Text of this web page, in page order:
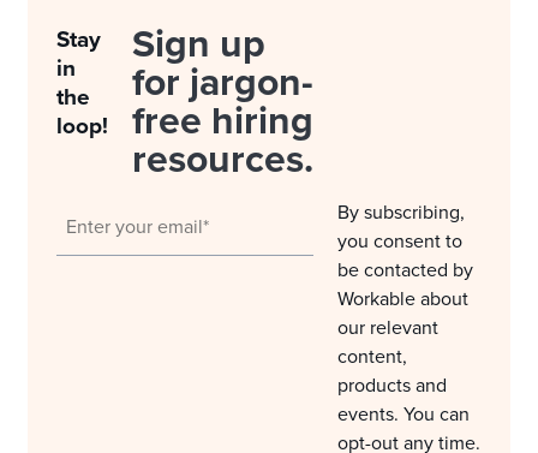
Stay
in
the
loop!
Sign up
for jargon-
free hiring
resources.
By subscribing,
you consent to
be contacted by
Workable about
our relevant
content,
products and
events. You can
opt-out any time.